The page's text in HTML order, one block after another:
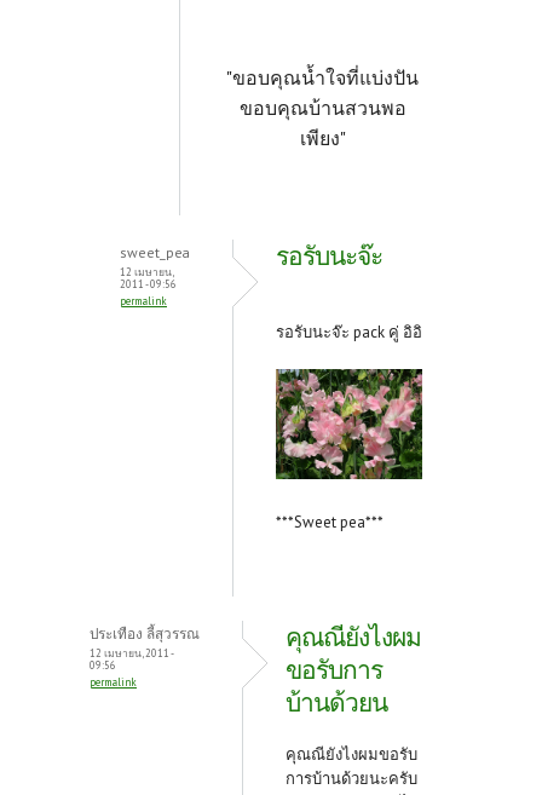
"ขอบคุณน้ำใจที่แบ่งปัน
ขอบคุณบ้านสวนพอ
เพียง"
sweet_pea
12 เมษายน,
2011 - 09:56
permalink
รอรับนะจ๊ะ
รอรับนะจ๊ะ pack คู่ อิอิ
***Sweet pea***
ประเทือง ลี้สุวรรณ
12 เมษายน, 2011 -
09:56
permalink
คุณณียังไงผม
ขอรับการ
บ้านด้วยน
คุณณียังไงผมขอรับ
การบ้านด้วยนะครับ